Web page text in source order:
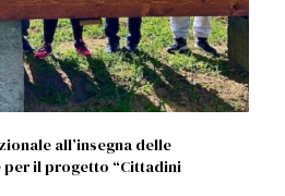
all’insegna delle
il progetto “Cittadini